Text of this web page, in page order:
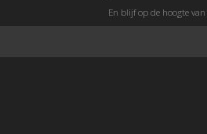
En blijf op de hoogte